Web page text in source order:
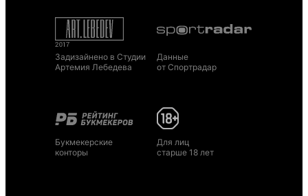
Задизайнено в Студии
Артемия Лебедева
Данные
от Спортрадар
Букмекерские
конторы
Для лиц
старше 18 лет